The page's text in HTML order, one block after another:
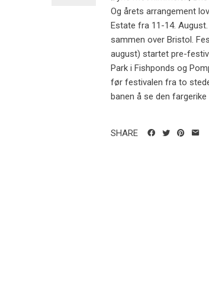
Og årets arrangement
Estate fra 11-14.
sammen over Bristol.
august) startet pre-
Park i Fishponds og
før festivalen fra to
banen å se den fargerike
SHARE